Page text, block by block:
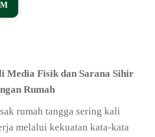
Media Fisik dan Sarana Sihir
Rumah
rumah tangga sering kali
melalui kekuatan kata-kata